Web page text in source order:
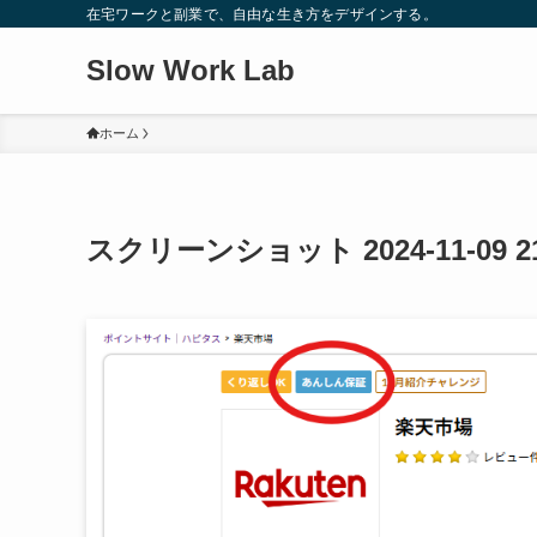
在宅ワークと副業で、自由な生き方をデザインする。
Slow Work Lab
ホーム
スクリーンショット 2024-11-09